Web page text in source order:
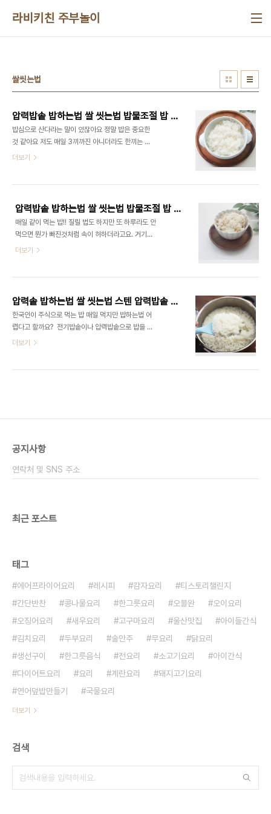
라비키친 주부놀이
쌀씻는법
압력밥솥 밥하는법 쌀 씻는법 밥물조절 밥 맛있게 짓는법
밥심으로 산다라는 말이 있잖아요 정말 밥은 중요한
것 같아요 저도 매일 3끼까진 아니더라도 한끼는 늘
밥을 짓곤 하는데요 이게 매일 밥을 지어도 밥맛이 다
쌀부터 씻어야겠죠? 우선 햅쌀이면 밥맛이 좋아요.
윤기 있게 밥을 짓기 위해서는 압력밥솥으로 짓는 것
이 중요하죠 쌀컵으로 3컵이면 저희는 적당해요 쌀
의 양은 원하만큼 덜어주되 얼마큼 넣었는지만 기억
해 주세요! ​ 요즘엔 쌀이 잘 나와서 이물질이 있나 확
늘은 흰쌀밥을 짓는데 잡곡밥은 좀 더 시간을 늘려줘
더보기
압력밥솥 밥하는법 쌀 씻는법 밥물조절 밥 맛있게 짓는법 압력솥 밥하는법
매일 같이 먹는 밥!! 질릴 법도 하지만 또 하루라도 안
먹으면 뭔가 빠진것처럼 속이 허하더라고요. 거기다
우리나라 쌀만큼 맛있는 것은 없는 것 같아요 동남아
는 자주 해서 압력밥솥밥하는법 그래도 안다고 생각
하는데요 ​ 처음 사용할 땐 터질 것 같고 막 그랬는데
지금은 편하게 사용하는데 초보다도 쉽게 하는 방법
알려드릴게요 우선 쌀 씻는법 알려드릴께요 쌀은 햅
쌀이 맛있어요~ 도정한지 얼마 안 되는 쌀로 지으면
짓기 위해 쌀 씻는법을 알려드릴게요 저는 보통 컵을
더보기
압력솥 밥하는법 쌀 씻는법 스텐 압력밥솥 밥하는법
한국인이 주식으로 먹는 밥 매일 먹지만 밥하는법 어
렵다고 할까요? ​ 전기밥솥이나 압력밥솥으로 밥을 하
는데 전기밥솥에 비해 압력밥솥 밥을 할때는 처음엔
히더라구요 햅쌀이라 밥맛이 좋아요 ​ 밥을 맛있게 하
쌀이 밥맛을 좋게 하거든요. 쌀 씻는법은..
더보기
공지사항
연락처 및 SNS 주소
최근 포스트
태그
에어프라이어요리 레시피 감자요리
티스토리챌린지
간단반찬
콩나물요리 한그릇요리 오블완
오이요리
오징어요리
새우요리 고구마요리 울산맛집
아이들간식
김치요리
두부요리 술안주 무요리
닭요리
생선구이
한그릇음식 전요리 소고기요리
아이간식
다이어트요리
요리 계란요리
돼지고기요리
연어덮밥만들기
국물요리
더보기
검색